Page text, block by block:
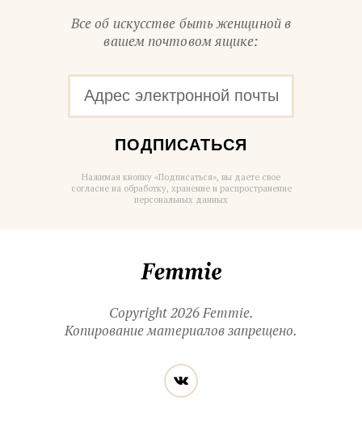
Все об искусстве быть женщиной в
вашем почтовом ящике:
ПОДПИСАТЬСЯ
Нажимая кнопку «Подписаться», вы даете свое
согласие на обработку, хранение и распространение
персональных данных
Copyright 2026 Femmie.
Копирование материалов запрещено.
Читайте
нас
в социальных